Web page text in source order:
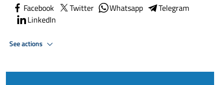
Facebook Twitter Whatsapp
Telegram
LinkedIn
See actions